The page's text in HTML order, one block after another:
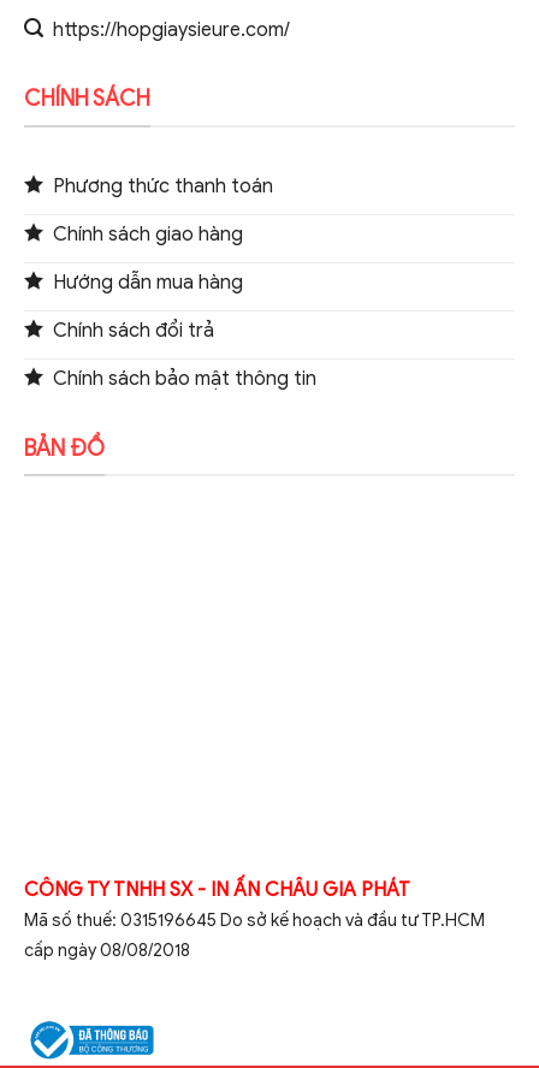
https://hopgiaysieure.com/
CHÍNH SÁCH
Phương thức thanh toán
Chính sách giao hàng
Hướng dẫn mua hàng
Chính sách đổi trả
Chính sách bảo mật thông tin
BẢN ĐỒ
CÔNG TY TNHH SX - IN ẤN CHÂU GIA PHÁT
Mã số thuế: 0315196645 Do sở kế hoạch và đầu tư TP.HCM
cấp ngày 08/08/2018